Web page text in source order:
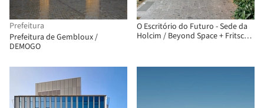
Prefeitura
Prefeitura de Gembloux /
DEMOGO
O Escritório do Futuro - Sede da
Holcim / Beyond Space + Fritschi